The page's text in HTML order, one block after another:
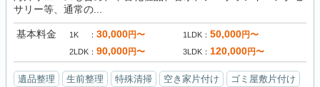
サリー等、通常の...
基本料金 1K 30,000円〜 1LDK 50,000円〜
2LDK 90,000円〜 3LDK 120,000円〜
遺品整理 生前整理 特殊清掃 空き家片付け
ゴミ屋敷片付け